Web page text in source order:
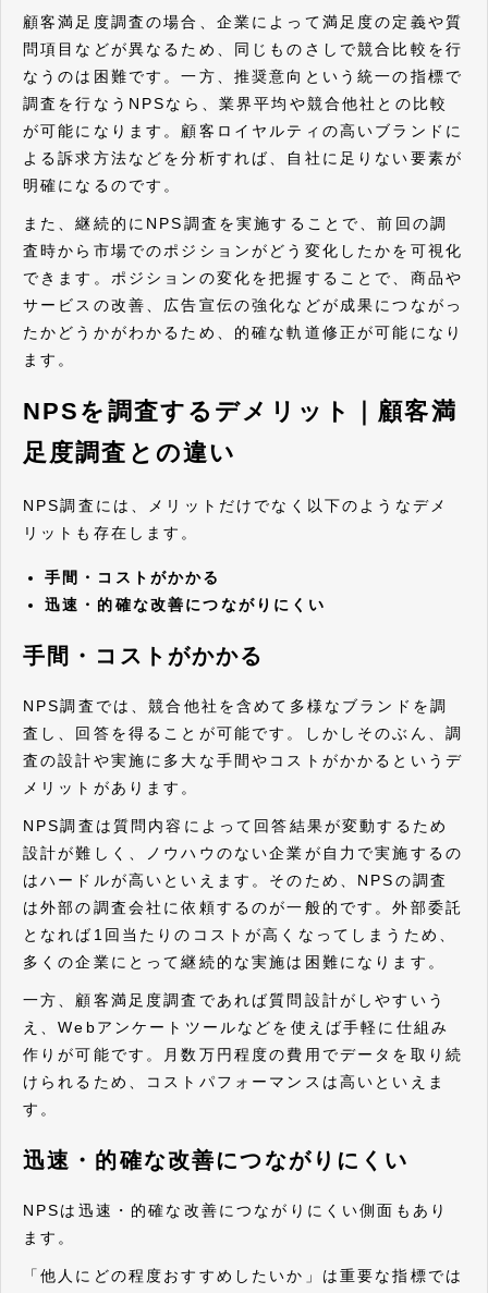
顧客満足度調査の場合、企業によって満足度の定義や質
問項目などが異なるため、同じものさしで競合比較を行
なうのは困難です。一方、推奨意向という統一の指標で
調査を行なうNPSなら、業界平均や競合他社との比較
が可能になります。顧客ロイヤルティの高いブランドに
よる訴求方法などを分析すれば、自社に足りない要素が
明確になるのです。
また、継続的にNPS調査を実施することで、前回の調
査時から市場でのポジションがどう変化したかを可視化
できます。ポジションの変化を把握することで、商品や
サービスの改善、広告宣伝の強化などが成果につながっ
たかどうかがわかるため、的確な軌道修正が可能になり
ます。
NPSを調査するデメリット｜顧客満
足度調査との違い
NPS調査には、メリットだけでなく以下のようなデメ
リットも存在します。
手間・コストがかかる
迅速・的確な改善につながりにくい
手間・コストがかかる
NPS調査では、競合他社を含めて多様なブランドを調
査し、回答を得ることが可能です。しかしそのぶん、調
査の設計や実施に多大な手間やコストがかかるというデ
メリットがあります。
NPS調査は質問内容によって回答結果が変動するため
設計が難しく、ノウハウのない企業が自力で実施するの
はハードルが高いといえます。そのため、NPSの調査
は外部の調査会社に依頼するのが一般的です。外部委託
となれば1回当たりのコストが高くなってしまうため、
多くの企業にとって継続的な実施は困難になります。
一方、顧客満足度調査であれば質問設計がしやすいう
え、Webアンケートツールなどを使えば手軽に仕組み
作りが可能です。月数万円程度の費用でデータを取り続
けられるため、コストパフォーマンスは高いといえま
す。
迅速・的確な改善につながりにくい
NPSは迅速・的確な改善につながりにくい側面もあり
ます。
「他人にどの程度おすすめしたいか」は重要な指標では